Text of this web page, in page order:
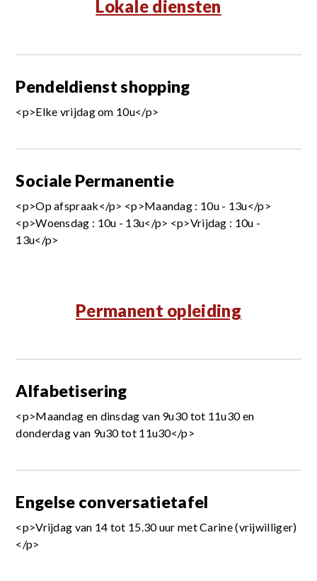
Lokale diensten
Pendeldienst shopping
<p>Elke vrijdag om 10u</p>
Sociale Permanentie
<p>Op afspraak</p> <p>Maandag : 10u - 13u</p>
<p>Woensdag : 10u - 13u</p> <p>Vrijdag : 10u -
13u</p>
Permanent opleiding
Alfabetisering
<p>Maandag en dinsdag van 9u30 tot 11u30 en
donderdag van 9u30 tot 11u30</p>
Engelse conversatietafel
<p>Vrijdag van 14 tot 15.30 uur met Carine (vrijwilliger)
</p>